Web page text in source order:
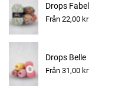
Drops Fabel
Från 22,00 kr
Drops Belle
Från 31,00 kr